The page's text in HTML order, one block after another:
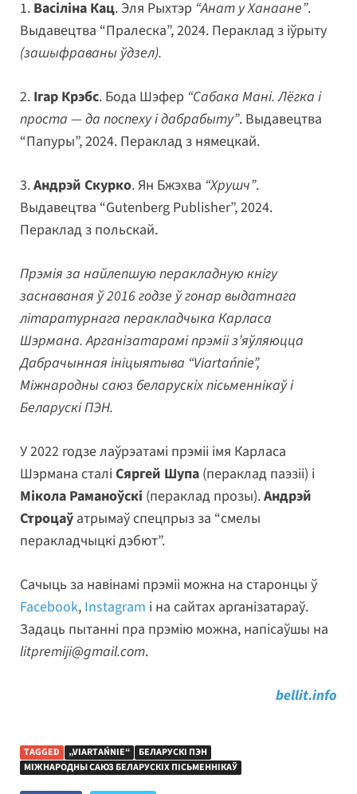
1. Васіліна Кац. Эля Рыхтэр “Анат у Ханаане”.
Выдавецтва “Пралеска”, 2024. Пераклад з іўрыту
(зашыфраваны ўдзел).
2. Ігар Крэбс. Бода Шэфер “Сабака Мані. Лёгка і
проста — да поспеху і дабрабыту”. Выдавецтва
“Папуры”, 2024. Пераклад з нямецкай.
3.Андрэй Скурко. Ян Бжэхва “Хрушч”.
Выдавецтва “Gutenberg Publisher”, 2024.
Пераклад з польскай.
Прэмія за найлепшую перакладную кнігу
заснаваная ў 2016 годзе ў гонар выдатнага
літаратурнага перакладчыка Карласа
Шэрмана. Арганізатарамі прэміі з’яўляюцца
Дабрачынная ініцыятыва “Viartańnie”,
Міжнародны саюз беларускіх пісьменнікаў і
Беларускі ПЭН.
У 2022 годзе лаўрэатамі прэміі імя Карласа
Шэрмана сталіСяргей Шупа (пераклад паэзіі) і
Мікола Раманоўскі (пераклад прозы).Андрэй
Строцаў атрымаў спецпрыз за “смелы
перакладчыцкі дэбют”.
Сачыць за навінамі прэміі можна на старонцы ў
Facebook, Instagram і на сайтах арганізатараў.
Задаць пытанні пра прэмію можна, напісаўшы на
litpremiji@gmail.com.
bellit.info
TAGGED „VIARTAŃNIE“
БЕЛАРУСКІ ПЭН
МІЖНАРОДНЫ САЮЗ БЕЛАРУСКІХ ПІСЬМЕННІКАЎ